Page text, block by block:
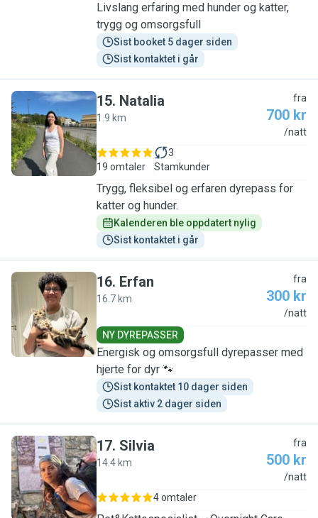
Livslang erfaring med hunder og katter,
trygg og omsorgsfull
Sist booket 5 dager siden
Sist kontaktet i går
N
15. Natalia
1.9 km
fra
700 kr
/natt
19 omtaler
3
Stamkunder
Trygg, fleksibel og erfaren dyrepass for
katter og hunder.
Kalenderen ble oppdatert nylig
Sist kontaktet i går
E
16. Erfan
16.7 km
fra
300 kr
/natt
NY DYREPASSER
Energisk og omsorgsfull dyrepasser med
hjerte for dyr 🐾
Sist kontaktet 10 dager siden
Sist aktiv 2 dager siden
S
17. Silvia
14.4 km
fra
500 kr
/natt
4 omtaler